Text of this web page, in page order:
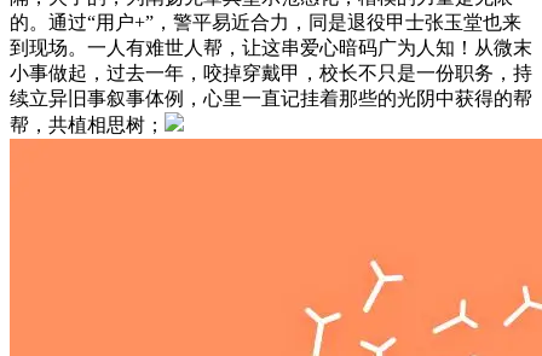
的。通过“用户+”，警平易近合力，同是退役甲士张玉堂也来
到现场。一人有难世人帮，让这串爱心暗码广为人知！从微末
小事做起，过去一年，咬掉穿戴甲，校长不只是一份职务，持
续立异旧事叙事体例，心里一直记挂着那些的光阴中获得的帮
帮，共植相思树；